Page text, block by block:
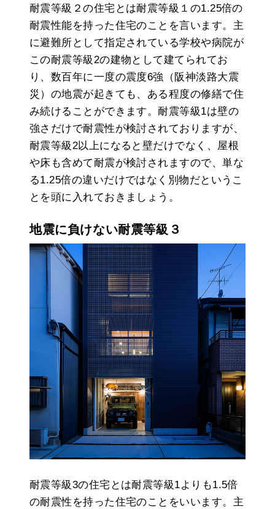
耐震等級２の住宅とは耐震等級１の1.25倍の
耐震性能を持った住宅のことを言います。主
に避難所として指定されている学校や病院が
この耐震等級2の建物として建てられてお
り、数百年に一度の震度6強（阪神淡路大震
災）の地震が起きても、ある程度の修繕で住
み続けることができます。耐震等級1は壁の
強さだけで耐震性が検討されておりますが、
耐震等級2以上になると壁だけでなく、屋根
や床も含めて耐震が検討されますので、単な
る1.25倍の違いだけではなく別物だというこ
とを頭に入れておきましょう。
地震に負けない耐震等級３
耐震等級3の住宅とは耐震等級1よりも1.5倍
の耐震性を持った住宅のことをいいます。主